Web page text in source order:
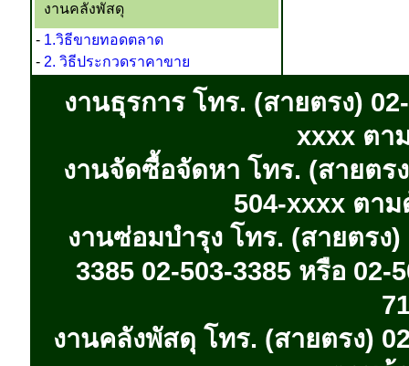
งานคลังพัสดุ
- 1.วิธีขายทอดตลาด
- 2. วิธีประกวดราคาขาย
งานธุรการ โทร. (สายตรง)
xxxx ตา
งานจัดซื้อจัดหา โทร. (สายตร
504-xxxx ตาม
งานซ่อมบำรุง โทร. (สายตรง)
3385 02-503-3385 หรือ 02-
งานคลังพัสดุ โทร. (สายตรง)